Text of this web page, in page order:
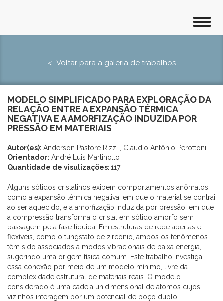
<- Voltar para a galeria de trabalhos
MODELO SIMPLIFICADO PARA EXPLORAÇÃO DA
RELAÇÃO ENTRE A EXPANSÃO TÉRMICA
NEGATIVA E A AMORFIZAÇÃO INDUZIDA POR
PRESSÃO EM MATERIAIS
Autor(es): Anderson Pastore Rizzi , Cláudio Antônio Perottoni,
Orientador: André Luis Martinotto
Quantidade de visulizações: 117
Alguns sólidos cristalinos exibem comportamentos anômalos,
como a expansão térmica negativa, em que o material se contrai
ao ser aquecido, e a amorfização induzida por pressão, em que
a compressão transforma o cristal em sólido amorfo sem
passagem pela fase líquida. Em estruturas de rede abertas e
flexíveis, como o tungstato de zircônio, ambos os fenômenos
têm sido associados a modos vibracionais de baixa energia,
sugerindo uma origem física comum. Este trabalho investiga
essa conexão por meio de um modelo mínimo, livre da
complexidade estrutural de materiais reais. O modelo
considerado é uma cadeia unidimensional de átomos cujos
vizinhos interagem por um potencial de poço duplo